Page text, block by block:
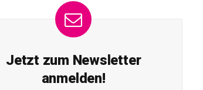
Jetzt zum Newsletter
anmelden!